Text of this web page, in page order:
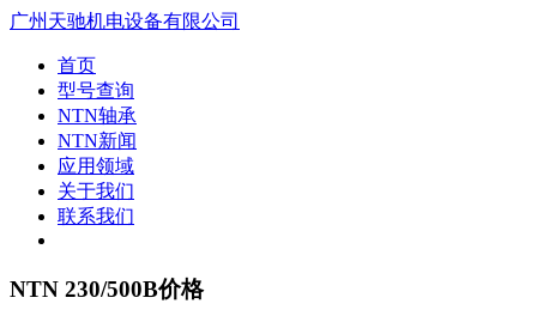
广州天驰机电设备有限公司
首页
型号查询
NTN轴承
NTN新闻
应用领域
关于我们
联系我们
NTN 230/500B价格